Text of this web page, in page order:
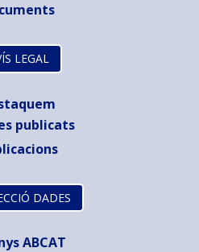
LEGAL
publicats
DADES
ABCAT